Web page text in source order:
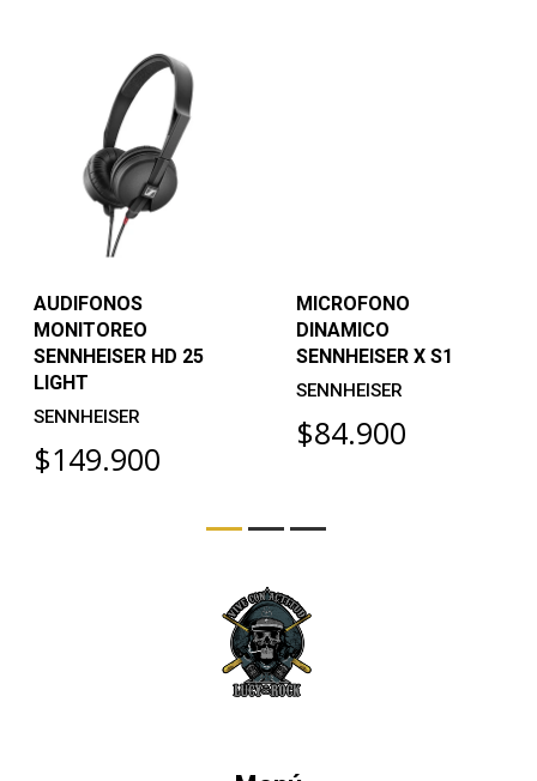
AUDIFONOS
MONITOREO
SENNHEISER HD 25
LIGHT
SENNHEISER
$149.900
MICROFONO
DINAMICO
SENNHEISER X S1
SENNHEISER
$84.900